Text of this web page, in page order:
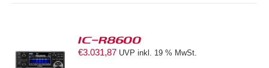
IC-R8600
€3.031,87 UVP inkl. 19 % MwSt.